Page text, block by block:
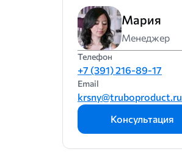
Мария
Менеджер
Телефон
+7 (391) 216-89-17
Email
krsny@truboproduct.ru
Консультация